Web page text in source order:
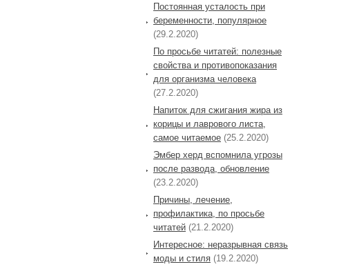
Постоянная усталость при
беременности, популярное
(29.2.2020)
По просьбе читатей: полезные
свойства и противопоказания
для организма человека
(27.2.2020)
Напиток для сжигания жира из
корицы и лаврового листа,
самое читаемое (25.2.2020)
Эмбер херд вспомнила угрозы
после развода, обновление
(23.2.2020)
Причины, лечение,
профилактика, по просьбе
читатей (21.2.2020)
Интересное: неразрывная связь
моды и стиля (19.2.2020)